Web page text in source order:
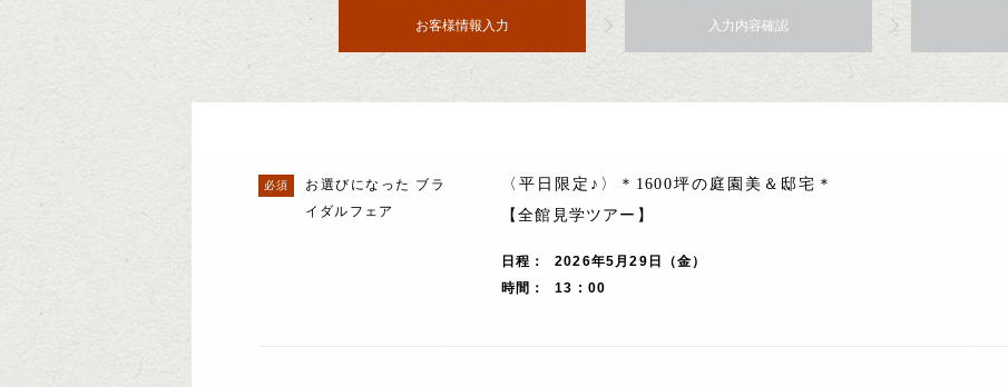
お客様情報入力 入力内容確認
お選びになった ブラ
イダルフェア
〈平日限定♪〉＊1600坪の庭園美＆邸宅＊
【全館見学ツアー】
日程
2026年5月29日（金）
時間
13 : 00